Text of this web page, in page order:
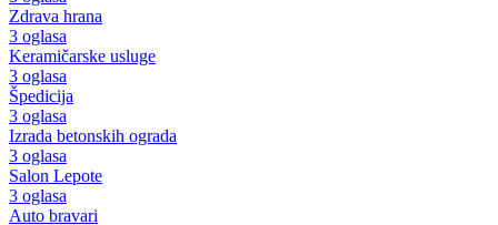
Zdrava hrana
3 oglasa
Keramičarske usluge
3 oglasa
Špedicija
3 oglasa
Izrada betonskih ograda
3 oglasa
Salon Lepote
3 oglasa
Auto bravari